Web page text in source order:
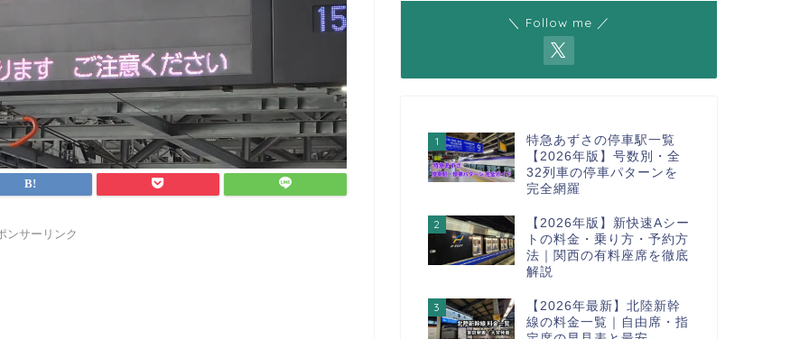
ンサーリンク
＼ Follow me ／
1
特急あずさの停車駅一覧
【2026年版】号数別・全
32列車の停車パターンを
完全網羅
2
【2026年版】新快速Aシー
トの料金・乗り方・予約方
法｜関西の有料座席を徹底
解説
3
【2026年最新】北陸新幹
線の料金一覧｜自由席・指